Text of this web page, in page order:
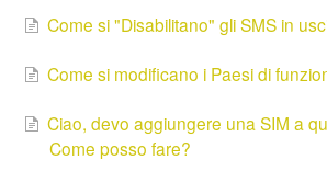
Come si "Disabilitano" gli SMS in
Come si modificano i Paesi di
Ciao, devo aggiungere una SIM a
Come posso fare?